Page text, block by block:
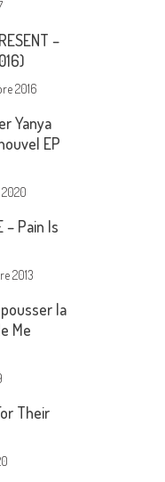
–
2016
Yanya
EP
– Pain Is
2013
la
Me
Their